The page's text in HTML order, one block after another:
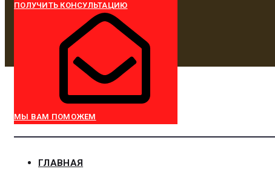
ПОЛУЧИТЬ КОНСУЛЬТАЦИЮ
МЫ ВАМ ПОМОЖЕМ
ГЛАВНАЯ